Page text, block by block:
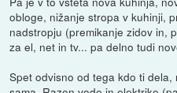
obloge, nižanje stropa v kuhinji,
nadstropju (premikanje zidov in,
za el, net in tv... pa delno tudi
Spet odvisno od tega kdo ti